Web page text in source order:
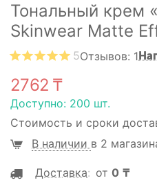
Тональный крем
Skinwear Matte
5Отзывов: 1
2762 ₸
Доступно: 200 шт.
Стоимость и сроки
В наличии в 2
Доставка: от 0 ₸